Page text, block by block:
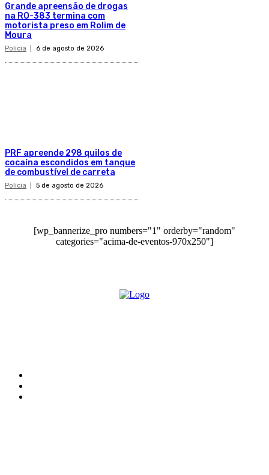
Grande apreensão de drogas
na RO-383 termina com
motorista preso em Rolim de
Moura
Policia 6 de agosto de 2026
PRF apreende 298 quilos de
cocaína escondidos em tanque
de combustível de carreta
Policia 5 de agosto de 2026
[wp_bannerize_pro numbers="1" orderby="random"
categories="acima-de-eventos-970x250"]